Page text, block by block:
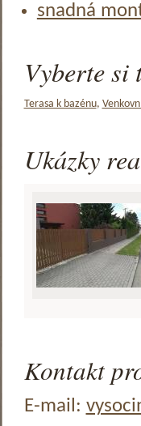
snadná
Vyberte si
Terasa k bazénu,
Ukázky
Kontakt
E-mail: